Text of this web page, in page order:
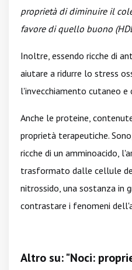
proprietà di diminuire il
favore di quello buono
Inoltre, essendo ricche di
aiutare a ridurre lo stress
l'invecchiamento cutaneo e
Anche le proteine,
proprietà terapeutiche.
ricche di un amminoacido,
trasformato dalle cellule
nitrossido, una sostanza in
contrastare i fenomeni
Altro su: "Noci: